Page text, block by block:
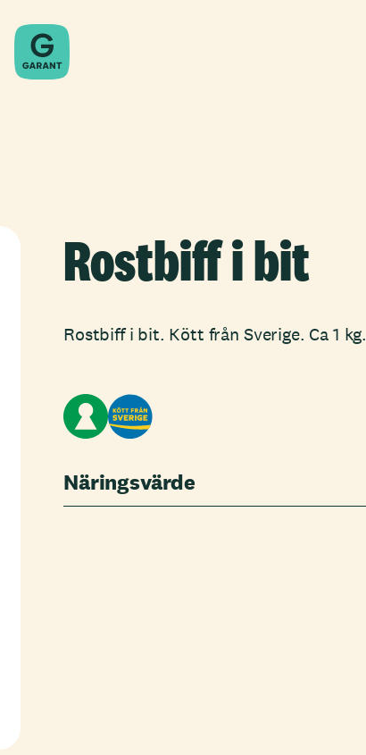
Rostbiff i bit
Rostbiff i bit. Kött från Sverige. Ca 1 kg.
Näringsvärde